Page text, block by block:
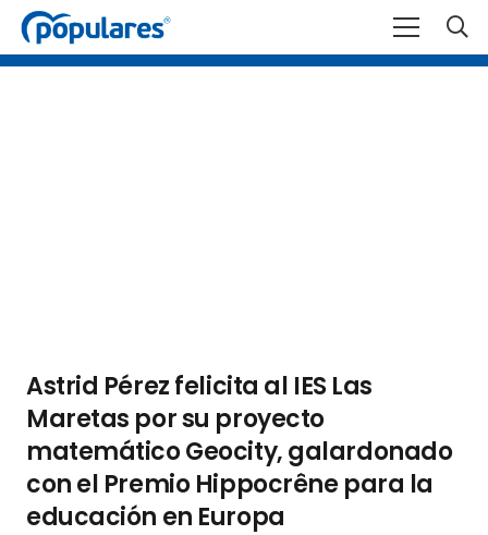
Astrid Pérez felicita al IES Las
Maretas por su proyecto
matemático Geocity, galardonado
con el Premio Hippocrêne para la
educación en Europa